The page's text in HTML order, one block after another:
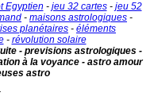
Egyptien - jeu 32 cartes- jeu 52
- maisons astrologiques -
planétaires - éléments
- révolution solaire
- previsions astrologiques -
à la voyance - astro amour
astro